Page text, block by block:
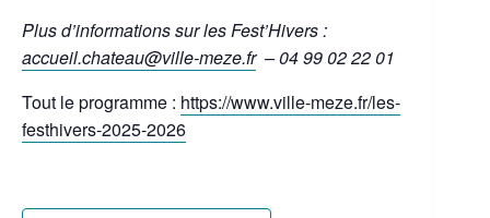
Plus d’informations sur les Fest’Hivers :
accueil.chateau@ville-meze.fr – 04 99 02 22 01
Tout le programme : https://www.ville-meze.fr/les-
festhivers-2025-2026